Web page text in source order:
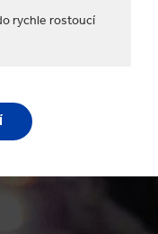
rychle rostoucí